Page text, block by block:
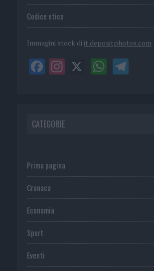
Codice etico
Immagini stock di it.depositphotos.com
CATEGORIE
Prima pagina
Cronaca
Economia
Sport
Eventi